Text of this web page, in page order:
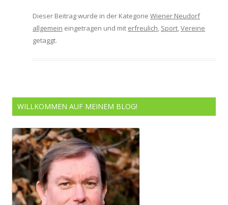
Dieser Beitrag wurde in der Kategorie Wiener Neudorf
allgemein eingetragen und mit erfreulich, Sport,Vereine
getaggt.
WILLKOMMEN AUF MEINEM BLOG!